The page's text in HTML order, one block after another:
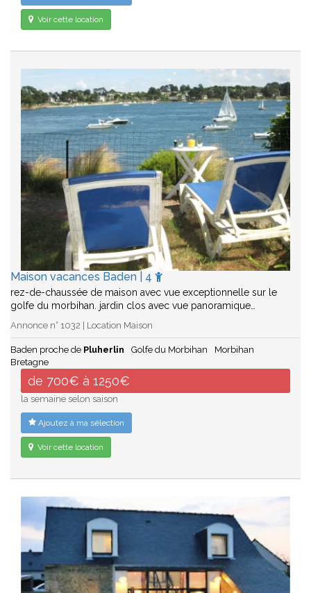
Voir cette location
Maison vacances Baden | 4
rez-de-chaussée de maison avec vue exceptionnelle sur le
golfe du morbihan. jardin clos avec vue panoramique…
Annonce n° 1032 | Location Maison
Baden proche de Pluherlin Golfe du Morbihan
Morbihan
Bretagne
de 700€ à 1250€
la semaine selon saison
Ajoutez à ma sélection
Voir cette location